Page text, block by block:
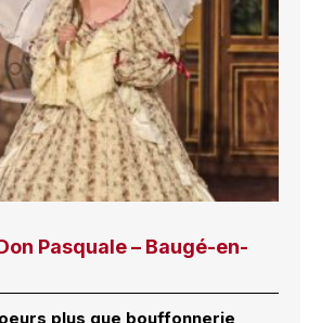
Pasquale – Baugé-en-
plus que bouffonnerie